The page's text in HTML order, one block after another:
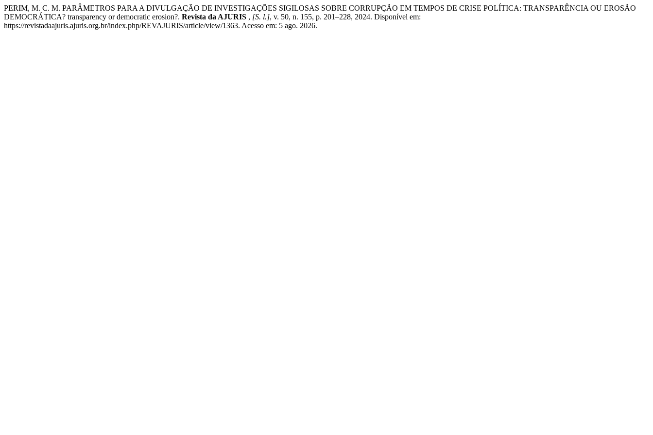
PERIM, M. C. M. PARÂMETROS PARA A DIVULGAÇÃO DE INVESTIGAÇÕES SIGILOSAS SOBRE CORRUPÇÃO EM TEMPOS DE CRISE POLÍTICA: TRANSPARÊNCIA OU EROSÃO
DEMOCRÁTICA? transparency or democratic erosion?. Revista da AJURIS , [S. l.], v. 50, n. 155, p. 201–228, 2024. Disponível em:
https://revistadaajuris.ajuris.org.br/index.php/REVAJURIS/article/view/1363. Acesso em: 5 ago. 2026.